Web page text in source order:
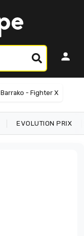
Barrako - Fighter X
EVOLUTION PRIX